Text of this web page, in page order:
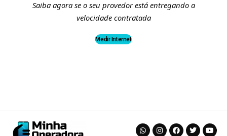
Saiba agora se o seu provedor está entregando a
velocidade contratada
Medir Internet